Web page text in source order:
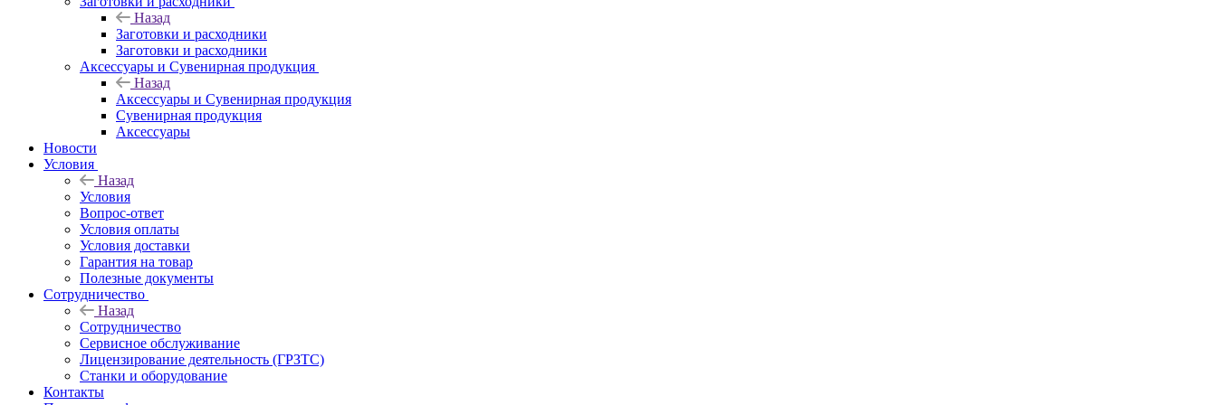
Назад
Заготовки и расходники
Заготовки и расходники
Аксессуары и Сувенирная продукция
Назад
Аксессуары и Сувенирная продукция
Сувенирная продукция
Аксессуары
Новости
Условия
Назад
Условия
Вопрос-ответ
Условия оплаты
Условия доставки
Гарантия на товар
Полезные документы
Сотрудничество
Назад
Сотрудничество
Сервисное обслуживание
Лицензирование деятельность (ГРЗТС)
Станки и оборудование
Контакты